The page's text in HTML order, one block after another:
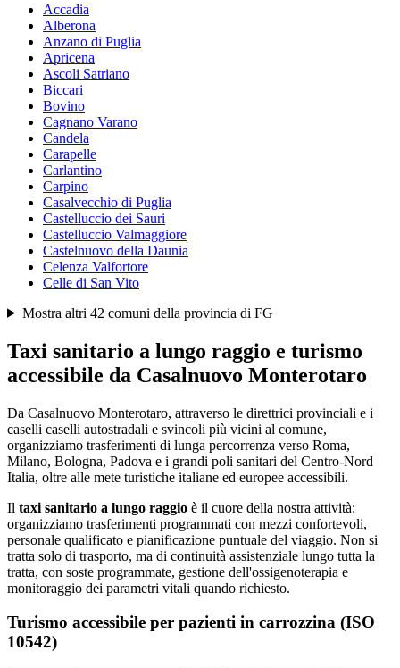
Accadia
Alberona
Anzano di Puglia
Apricena
Ascoli Satriano
Biccari
Bovino
Cagnano Varano
Candela
Carapelle
Carlantino
Carpino
Casalvecchio di Puglia
Castelluccio dei Sauri
Castelluccio Valmaggiore
Castelnuovo della Daunia
Celenza Valfortore
Celle di San Vito
Mostra altri 42 comuni della provincia di FG
Taxi sanitario a lungo raggio e turismo
accessibile da Casalnuovo Monterotaro
Da Casalnuovo Monterotaro, attraverso le direttrici provinciali e i
caselli caselli autostradali e svincoli più vicini al comune,
organizziamo trasferimenti di lunga percorrenza verso Roma,
Milano, Bologna, Padova e i grandi poli sanitari del Centro-Nord
Italia, oltre alle mete turistiche italiane ed europee accessibili.
Il taxi sanitario a lungo raggio è il cuore della nostra attività:
organizziamo trasferimenti programmati con mezzi confortevoli,
personale qualificato e pianificazione puntuale del viaggio. Non si
tratta solo di trasporto, ma di continuità assistenziale lungo tutta la
tratta, con soste programmate, gestione dell'ossigenoterapia e
monitoraggio dei parametri vitali quando richiesto.
Turismo accessibile per pazienti in carrozzina (ISO
10542)